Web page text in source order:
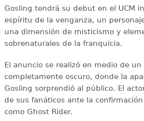
Gosling tendrá su debut en el UCM
espíritu de la venganza, un
una dimensión de misticismo y
sobrenaturales de la franquicia.
El anuncio se realizó en medio de un
completamente oscuro, donde la
Gosling sorprendió al público. El
de sus fanáticos ante la
como Ghost Rider.